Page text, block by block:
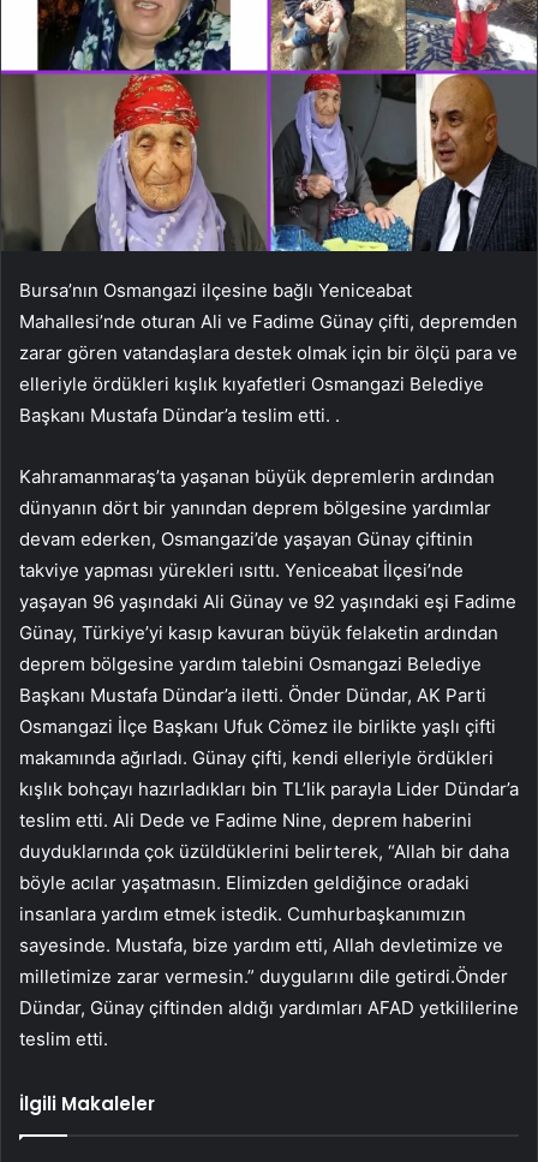
Bursa’nın Osmangazi ilçesine bağlı Yeniceabat
Mahallesi’nde oturan Ali ve Fadime Günay çifti, depremden
zarar gören vatandaşlara destek olmak için bir ölçü para ve
elleriyle ördükleri kışlık kıyafetleri Osmangazi Belediye
Başkanı Mustafa Dündar’a teslim etti. .
Kahramanmaraş’ta yaşanan büyük depremlerin ardından
dünyanın dört bir yanından deprem bölgesine yardımlar
devam ederken, Osmangazi’de yaşayan Günay çiftinin
takviye yapması yürekleri ısıttı. Yeniceabat İlçesi’nde
yaşayan 96 yaşındaki Ali Günay ve 92 yaşındaki eşi Fadime
Günay, Türkiye’yi kasıp kavuran büyük felaketin ardından
deprem bölgesine yardım talebini Osmangazi Belediye
Başkanı Mustafa Dündar’a iletti. Önder Dündar, AK Parti
Osmangazi İlçe Başkanı Ufuk Cömez ile birlikte yaşlı çifti
makamında ağırladı. Günay çifti, kendi elleriyle ördükleri
kışlık bohçayı hazırladıkları bin TL’lik parayla Lider Dündar’a
teslim etti. Ali Dede ve Fadime Nine, deprem haberini
duyduklarında çok üzüldüklerini belirterek, “Allah bir daha
böyle acılar yaşatmasın. Elimizden geldiğince oradaki
insanlara yardım etmek istedik. Cumhurbaşkanımızın
sayesinde. Mustafa, bize yardım etti, Allah devletimize ve
milletimize zarar vermesin.” duygularını dile getirdi.Önder
Dündar, Günay çiftinden aldığı yardımları AFAD yetkililerine
teslim etti.
İlgili Makaleler